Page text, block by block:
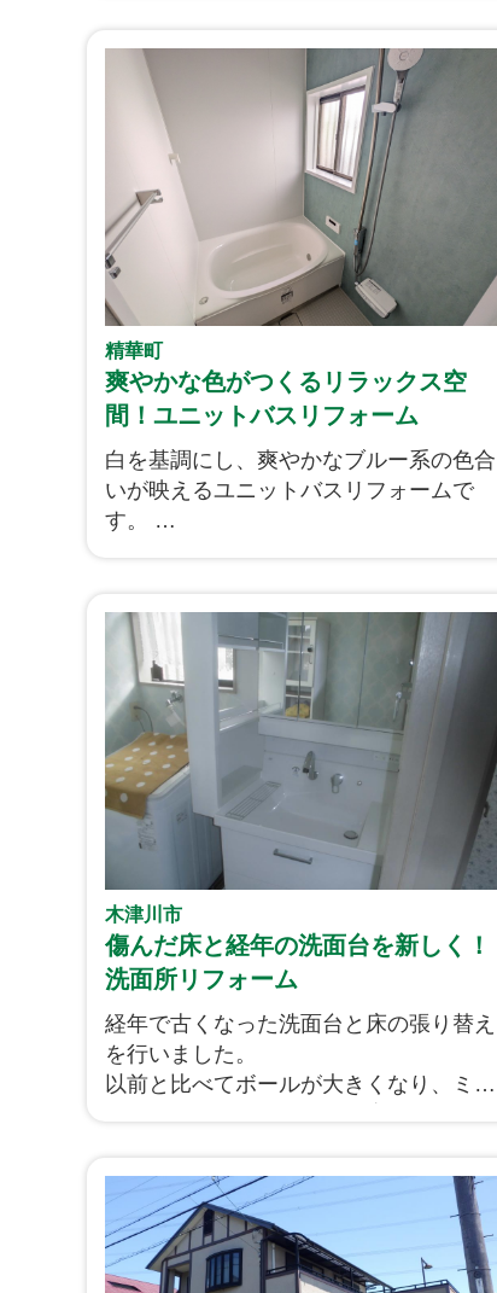
す。
精華町
爽やかな色がつくるリラックス空
間！ユニットバスリフォーム
白を基調にし、爽やかなブルー系の色合
いが映えるユニットバスリフォームで
す。
お客様ご自身でこだわりを持ってお選び
いただけたユニットバスとなりました
木津川市
傷んだ床と経年の洗面台を新しく！
洗面所リフォーム
経年で古くなった洗面台と床の張り替え
を行いました。
以前と比べてボールが大きくなり、ミラ